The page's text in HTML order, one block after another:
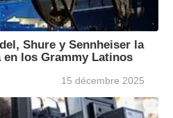
Shure y Sennheiser la
los Grammy Latinos
15 décembre 2025